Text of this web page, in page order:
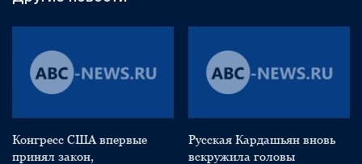
Конгресс США впервые
принял закон,
Русская Кардашьян вновь
вскружила головы